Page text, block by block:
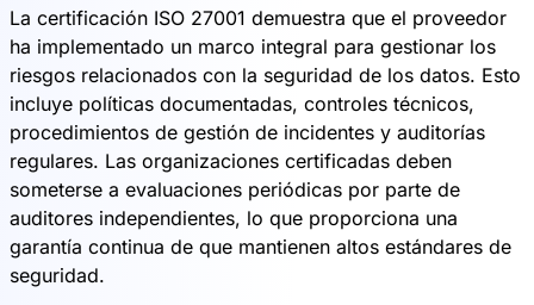
La certificación ISO 27001 demuestra que el proveedor
ha implementado un marco integral para gestionar los
riesgos relacionados con la seguridad de los datos. Esto
incluye políticas documentadas, controles técnicos,
procedimientos de gestión de incidentes y auditorías
regulares. Las organizaciones certificadas deben
someterse a evaluaciones periódicas por parte de
auditores independientes, lo que proporciona una
garantía continua de que mantienen altos estándares de
seguridad.